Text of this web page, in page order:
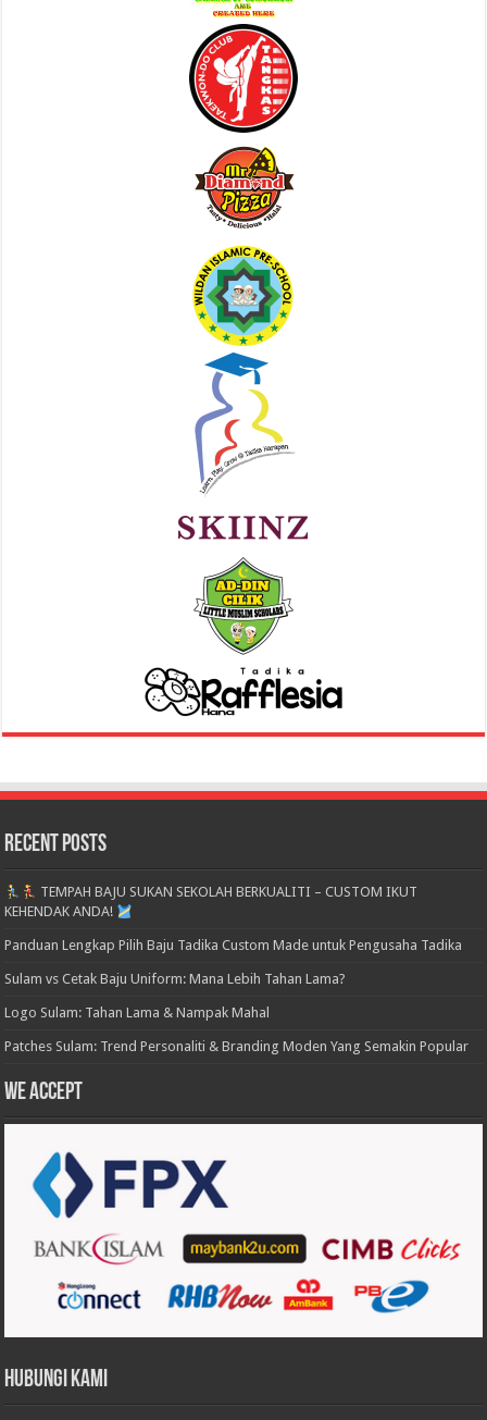
Recent Posts
TEMPAH BAJU SUKAN SEKOLAH BERKUALITI – CUSTOM IKUT
KEHENDAK ANDA!
Panduan Lengkap Pilih Baju Tadika Custom Made untuk Pengusaha Tadika
Sulam vs Cetak Baju Uniform: Mana Lebih Tahan Lama?
Logo Sulam: Tahan Lama & Nampak Mahal
Patches Sulam: Trend Personaliti & Branding Moden Yang Semakin Popular
We accept
Hubungi Kami